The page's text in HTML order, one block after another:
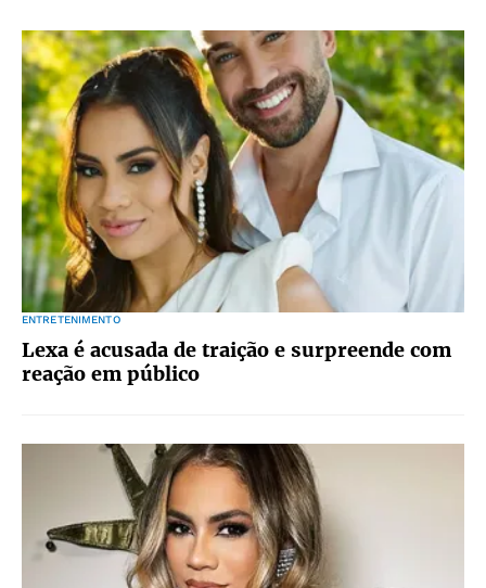
ENTRETENIMENTO
Lexa é acusada de traição e surpreende com
reação em público